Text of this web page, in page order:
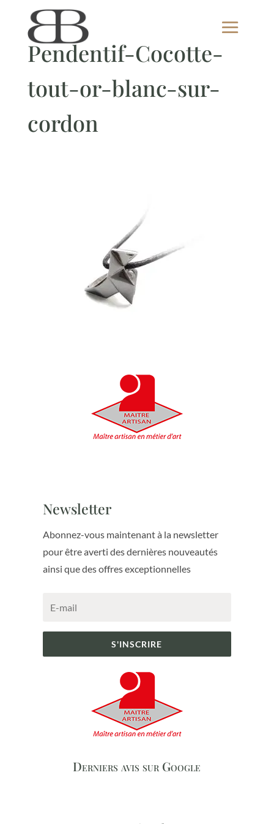
Pendentif-Cocotte-
tout-or-blanc-sur-
cordon
Newsletter
Abonnez-vous maintenant à la newsletter
pour être averti des dernières nouveautés
ainsi que des offres exceptionnelles
S'INSCRIRE
Derniers avis sur Google